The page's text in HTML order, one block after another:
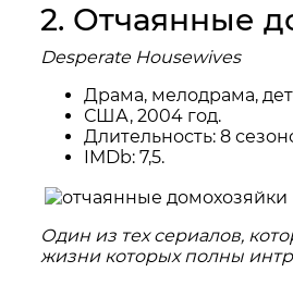
2. Отчаянные
Desperate Housewives
Драма, мелодрама,
США, 2004 год.
Длительность: 8
IMDb: 7,5.
Один из тех сериалов,
жизни которых полны